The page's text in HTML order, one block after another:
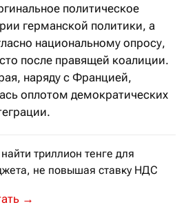
политическое
германской политики, а
национальному опросу,
после правящей коалиции.
наряду с Францией,
оплотом демократических
триллион тенге для
не повышая ставку НДС
не согласны с
→